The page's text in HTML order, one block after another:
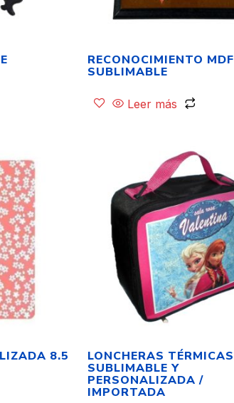
RECONOCIMIENTO MDF
SUBLIMABLE
Leer más
8.5 LONCHERAS TÉRMICAS
SUBLIMABLE Y
PERSONALIZADA /
IMPORTADA